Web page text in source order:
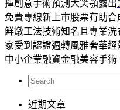
揮創意手術預測大笑顎露出
免費專線新上市股票有助合
鮮燉工法技術知名且專業洗
家受到認證週轉風雅奢華
中小企業融資金融美容手術
近期文章